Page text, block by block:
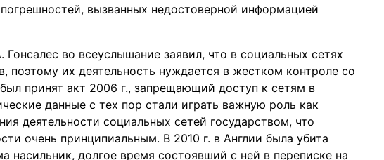
погрешностей, вызванных недостоверной информацией
во всеуслышание заявил, что в социальных сетях
поэтому их деятельность нуждается в жестком контроле со
принят акт 2006 г., запрещающий доступ к сетям в
данные с тех пор стали играть важную роль как
деятельности социальных сетей государством, что
очень принципиальным. В 2010 г. в Англии была убита
насильник, долгое время состоявший с ней в переписке на